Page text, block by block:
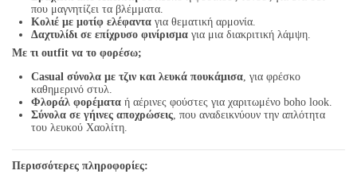
που μαγνητίζει τα βλέμματα.
Κολιέ με μοτίφ ελέφαντα για θεματική αρμονία.
Δαχτυλίδι σε επίχρυσο φινίρισμα για μια διακριτική λάμψη.
Με τι outfit να το φορέσω;
Casual σύνολα με τζιν και λευκά πουκάμισα , για φρέσκο
καθημερινό στυλ.
Φλοράλ φορέματα ή αέρινες φούστες για χαριτωμένο boho look.
Σύνολα σε γήινες αποχρώσεις , που αναδεικνύουν την απλότητα
του λευκού Χαολίτη.
Περισσότερες πληροφορίες: